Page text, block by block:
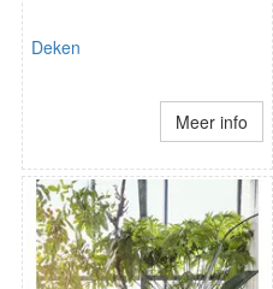
Deken
Meer info